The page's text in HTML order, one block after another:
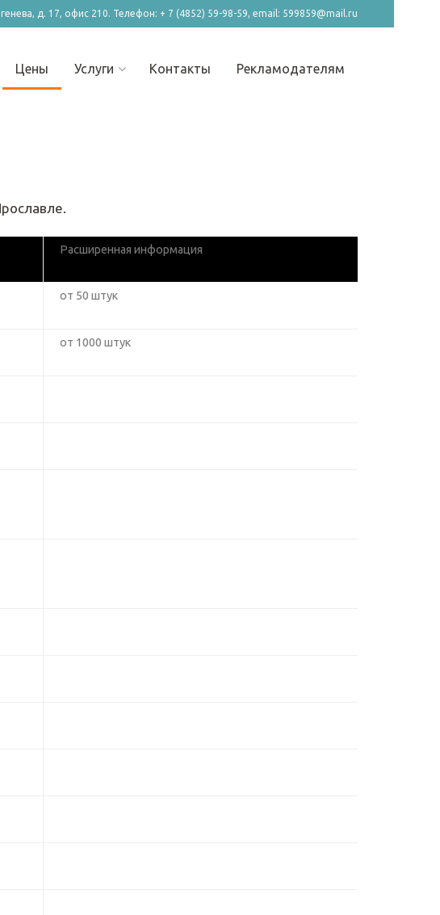
д. 17, офис 210. Телефон: + 7 (4852) 59-98-59, email: 599859@mail.ru
Цены Услуги Контакты Рекламодателям
Расширенная информация
от 50 штук
от 1000 штук